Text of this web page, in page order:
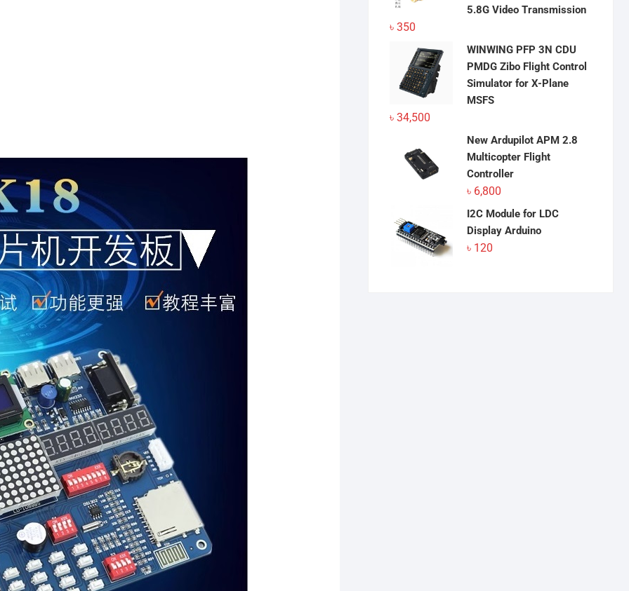
5.8G Video Transmission
৳ 350
WINWING PFP 3N CDU
PMDG Zibo Flight Control
Simulator for X-Plane
MSFS
৳ 34,500
New Ardupilot APM 2.8
Multicopter Flight
Controller
৳ 6,800
I2C Module for LDC
Display Arduino
৳ 120